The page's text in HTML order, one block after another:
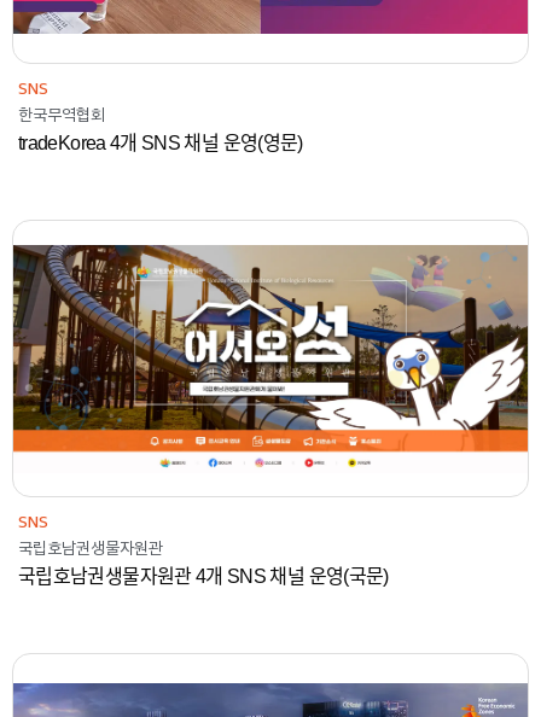
SNS
한국무역협회
tradeKorea 4개 SNS 채널 운영(영문)
2024
국립호남권생물자원관
콘텐츠
SNS
SNS
국립호남권생물자원관
국립호남권생물자원관 4개 SNS 채널 운영(국문)
2023
산업통상자원부 경제자유구역기획단